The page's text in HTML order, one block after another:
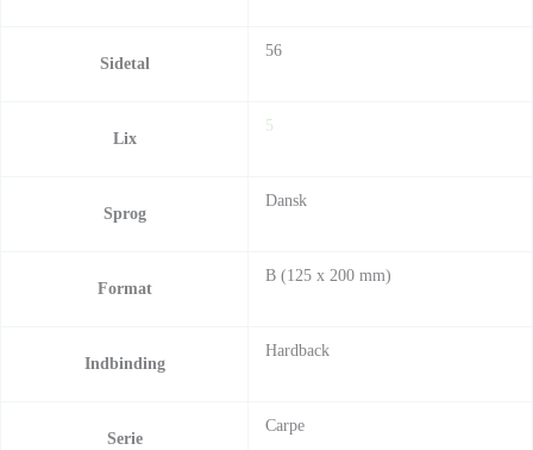
Sidetal
56
Lix
5
Sprog
Dansk
Format
B (125 x 200 mm)
Indbinding
Hardback
Serie
Carpe